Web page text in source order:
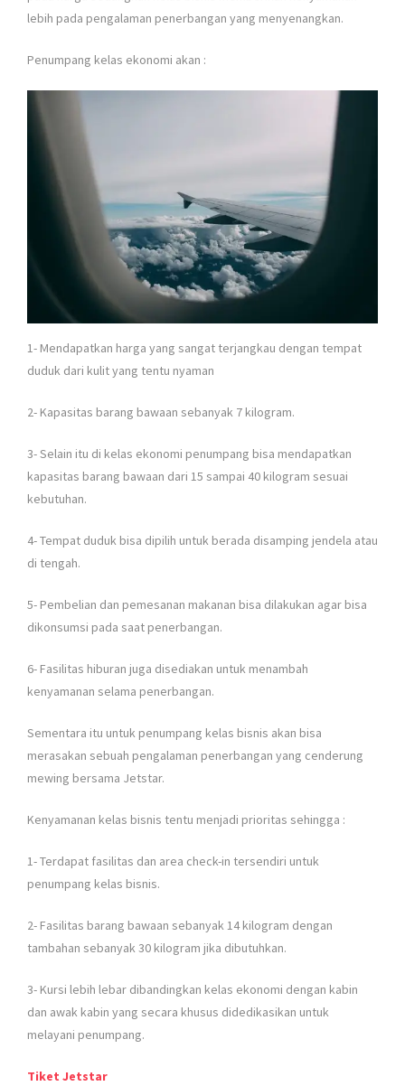
lebih pada pengalaman penerbangan yang menyenangkan.
Penumpang kelas ekonomi akan :
1- Mendapatkan harga yang sangat terjangkau dengan tempat
duduk dari kulit yang tentu nyaman
2- Kapasitas barang bawaan sebanyak 7 kilogram.
3- Selain itu di kelas ekonomi penumpang bisa mendapatkan
kapasitas barang bawaan dari 15 sampai 40 kilogram sesuai
kebutuhan.
4- Tempat duduk bisa dipilih untuk berada disamping jendela atau
di tengah.
5- Pembelian dan pemesanan makanan bisa dilakukan agar bisa
dikonsumsi pada saat penerbangan.
6- Fasilitas hiburan juga disediakan untuk menambah
kenyamanan selama penerbangan.
Sementara itu untuk penumpang kelas bisnis akan bisa
merasakan sebuah pengalaman penerbangan yang cenderung
mewing bersama Jetstar.
Kenyamanan kelas bisnis tentu menjadi prioritas sehingga :
1- Terdapat fasilitas dan area check-in tersendiri untuk
penumpang kelas bisnis.
2- Fasilitas barang bawaan sebanyak 14 kilogram dengan
tambahan sebanyak 30 kilogram jika dibutuhkan.
3- Kursi lebih lebar dibandingkan kelas ekonomi dengan kabin
dan awak kabin yang secara khusus didedikasikan untuk
melayani penumpang.
Tiket Jetstar